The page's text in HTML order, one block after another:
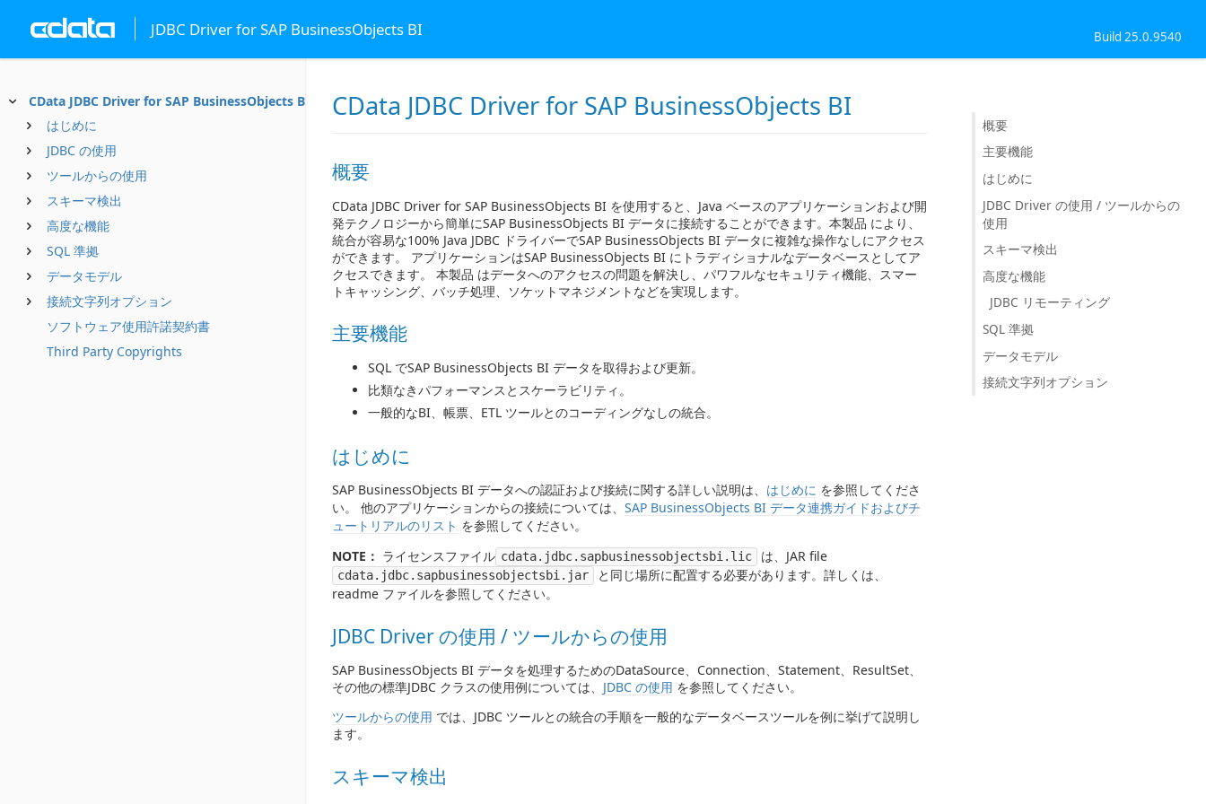
JDBC Driver for SAP BusinessObjects BI Build 25.0.9540
CData JDBC Driver for SAP BusinessObjects BI
はじめに
JDBC の使用
ツールからの使用
スキーマ検出
高度な機能
SQL 準拠
データモデル
接続文字列オプション
ソフトウェア使用許諾契約書
Third Party Copyrights
CData JDBC Driver for SAP BusinessObjects BI
概要
CData JDBC Driver for SAP BusinessObjects BI を使用すると、Java ベースのアプリケーションおよび開
発テクノロジーから簡単にSAP BusinessObjects BI データに接続することができます。本製品 により、
統合が容易な100% Java JDBC ドライバーでSAP BusinessObjects BI データに複雑な操作なしにアクセス
ができます。 アプリケーションはSAP BusinessObjects BI にトラディショナルなデータベースとしてア
クセスできます。 本製品 はデータへのアクセスの問題を解決し、パワフルなセキュリティ機能、スマー
トキャッシング、バッチ処理、ソケットマネジメントなどを実現します。
主要機能
SQL でSAP BusinessObjects BI データを取得および更新。
比類なきパフォーマンスとスケーラビリティ。
一般的なBI、帳票、ETL ツールとのコーディングなしの統合。
はじめに
SAP BusinessObjects BI データへの認証および接続に関する詳しい説明は、 はじめに を参照してくださ
い。 他のアプリケーションからの接続については、 SAP BusinessObjects BI データ連携ガイドおよびチ
ュートリアルのリスト を参照してください。
NOTE： ライセンスファイル cdata.jdbc.sapbusinessobjectsbi.lic は、JAR file
cdata.jdbc.sapbusinessobjectsbi.jar
と同じ場所に配置する必要があります。詳しくは、
readme ファイルを参照してください。
JDBC Driver の使用 / ツールからの使用
SAP BusinessObjects BI データを処理するためのDataSource、Connection、Statement、ResultSet、
その他の標準JDBC クラスの使用例については、 JDBC の使用 を参照してください。
ツールからの使用 では、JDBC ツールとの統合の手順を一般的なデータベースツールを例に挙げて説明し
ます。
スキーマ検出
概要
主要機能
はじめに
JDBC Driver の使用 / ツールからの
使用
スキーマ検出
高度な機能
JDBC リモーティング
SQL 準拠
データモデル
接続文字列オプション